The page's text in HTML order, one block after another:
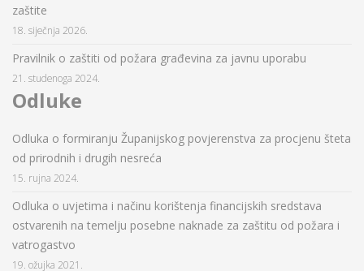
zaštite
18. siječnja 2026.
Pravilnik o zaštiti od požara građevina za javnu uporabu
21. studenoga 2024.
Odluke
Odluka o formiranju Županijskog povjerenstva za procjenu šteta
od prirodnih i drugih nesreća
15. rujna 2024.
Odluka o uvjetima i načinu korištenja financijskih sredstava
ostvarenih na temelju posebne naknade za zaštitu od požara i
vatrogastvo
19. ožujka 2021.